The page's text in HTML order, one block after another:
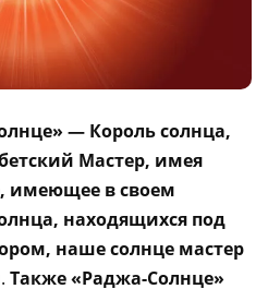
— Король солнца,
Мастер, имея
имеющее в своем
находящихся под
наше солнце мастер
. Также «Раджа-Солнце»